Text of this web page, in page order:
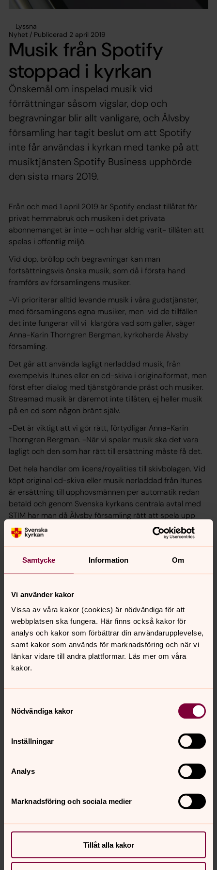
Samtycke Information Om
Vi använder kakor
Vissa av våra kakor (cookies) är nödvändiga för att
webbplatsen ska fungera. Här finns också kakor för
analys och kakor som förbättrar din användarupplevelse,
samt kakor som används för marknadsföring och när vi
länkar vidare till andra plattformar. Läs mer om våra
kakor.
Nödvändiga kakor
Inställningar
Analys
Marknadsföring och sociala medier
Tillåt alla kakor
Lyssna
Nyhet / Publicerad 2 april 2019
Musik från Spotify
stoppad i kyrkan
Önskemål om inspelad musik vid
förrättningar såsom vigslar, dop och
begravningar blir allt vanligare, och Älvsby
församling har tagit beslut om att Spotify
inte får användas i kyrkan med tanke på att
musiktjänsten Spotify Business upphörde
den sista mars 2019.
Från och med 1 april 2019 är Spotify endast tillåtet för
privat hemmabruk och musiken i det privata
abonnemanget är inte – och har aldrig varit- tillåten att
spelas i offentlig miljö.
Vid dop, bröllop och begravningar kan man
fortsättningsvis önska musik, som då i första hand
framförs av församlingens musiker.
-Vi prioriterar alltid levande musik i våra gudstjänster,
med församlingens egna musiker, men vid de tillfällen
det inte fungerar vill vi klargöra vad som gäller, säger
Anna-Karin Thorngren Bergman, kyrkoherde Älvsby
församling.
Det går att använda lagligt nerladdad musik, från
exempelvis Itunes eller en cd-skiva i originalformat, men
först efter dialog med tjänstgörande präst och musiker.
Streamad musik är däremot inte tillåten, ej heller musik
på en cd som någon bränt själv.
-Det är viktigt att vi gör rätt, förtydligar Anna-Karin
Thorngren Bergman. -När vi spelar musik ska det vara
lagligt och den som har rätt till ersättning måste få det.
Det hela handlar om licens/royalities till skivbolagen. Vid
köpt original cd-skiva eller musik nerladdad från Itunes
är ersättning till upphovsmännen per automatik redan
betald och genom Svenska kyrkans centrala avtal med
STIM har man då Älvsby församling rätt att spela upp
musiken i samband med offentlig förrättning.
Anna-Karin Thorngren Bergman
E-post:anna-
karin.thorngren.bergman@svenskakyrkan.s
Kyrkoherde
Synpunkter eller frågor på sidans
alvsby.forsamling@svenskakyrkan.se